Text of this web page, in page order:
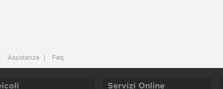
Assistenza Faq
Servizi Online